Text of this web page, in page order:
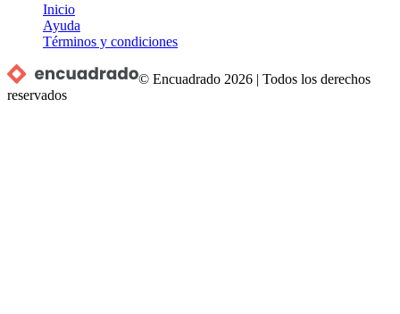
Inicio
Ayuda
Términos y condiciones
© Encuadrado 2026 |Todos los derechos
reservados